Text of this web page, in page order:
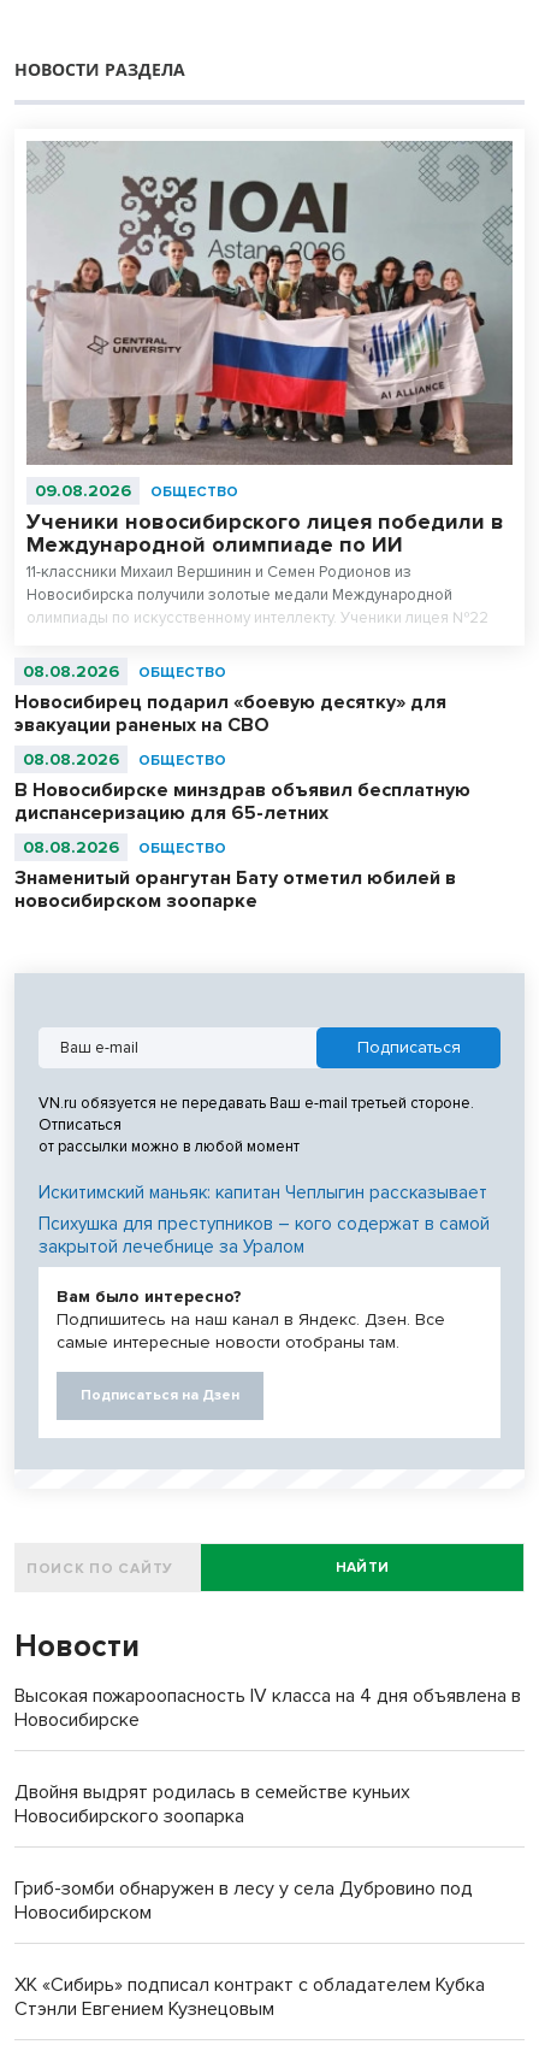
НОВОСТИ РАЗДЕЛА
09.08.2026 ОБЩЕСТВО
Ученики новосибирского лицея победили в
Международной олимпиаде по ИИ
11-классники Михаил Вершинин и Семен Родионов из
Новосибирска получили золотые медали Международной
олимпиады по искусственному интеллекту. Ученики лицея №22
абсолютными чемпионами соревнований.
08.08.2026 ОБЩЕСТВО
Новосибирец подарил «боевую десятку» для
эвакуации раненых на СВО
08.08.2026 ОБЩЕСТВО
В Новосибирске минздрав объявил бесплатную
диспансеризацию для 65-летних
08.08.2026 ОБЩЕСТВО
Знаменитый орангутан Бату отметил юбилей в
новосибирском зоопарке
VN.ru обязуется не передавать Ваш e-mail третьей стороне.
Отписаться
от рассылки можно в любой момент
Искитимский маньяк: капитан Чеплыгин рассказывает
Психушка для преступников – кого содержат в самой
закрытой лечебнице за Уралом
Вам было интересно?
Подпишитесь на наш канал в Яндекс. Дзен. Все
самые интересные новости отобраны там.
Подписаться на Дзен
НАЙТИ
Новости
Высокая пожароопасность IV класса на 4 дня объявлена в
Новосибирске
Двойня выдрят родилась в семействе куньих
Новосибирского зоопарка
Гриб-зомби обнаружен в лесу у села Дубровино под
Новосибирском
ХК «Сибирь» подписал контракт с обладателем Кубка
Стэнли Евгением Кузнецовым